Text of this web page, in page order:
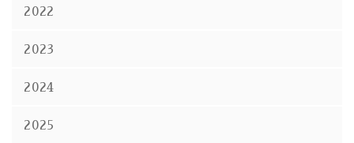
2022
2023
2024
2025